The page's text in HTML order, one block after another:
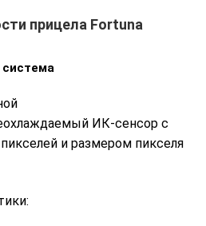
прицела Fortuna
система
ИК-сенсор с
и размером пикселя